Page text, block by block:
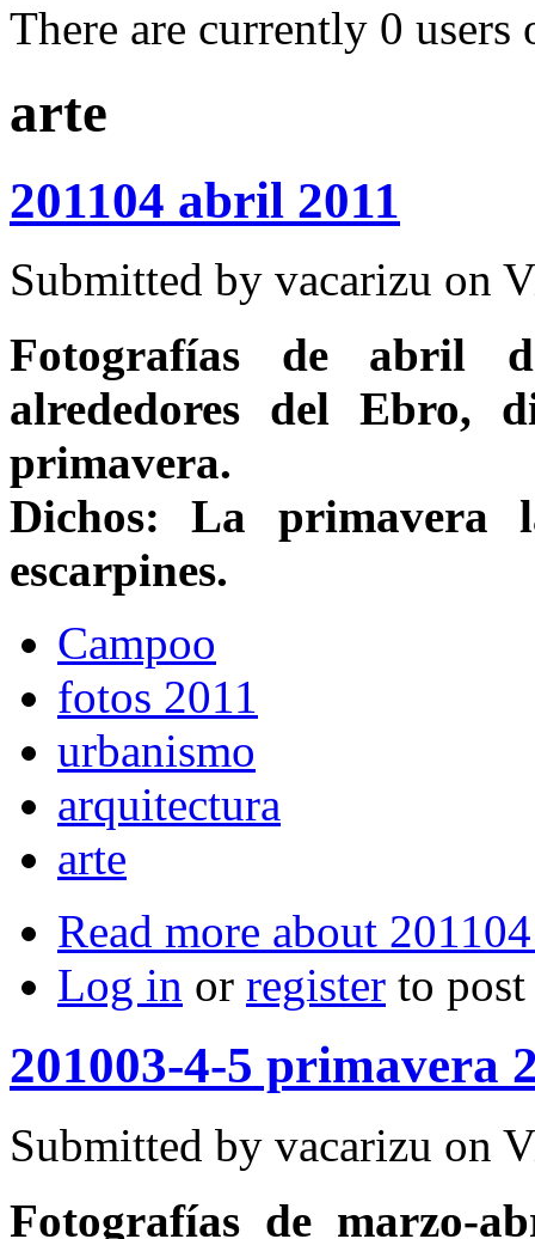
There are currently 0 users
arte
201104 abril 2011
Submitted by vacarizu on
Fotografías de abril
alrededores del Ebro,
primavera.
Dichos: La primavera
escarpines.
Campoo
fotos 2011
urbanismo
arquitectura
arte
Read more about
Log in or register to
201003-4-5 primavera
Submitted by vacarizu on
Fotografías de marzo-